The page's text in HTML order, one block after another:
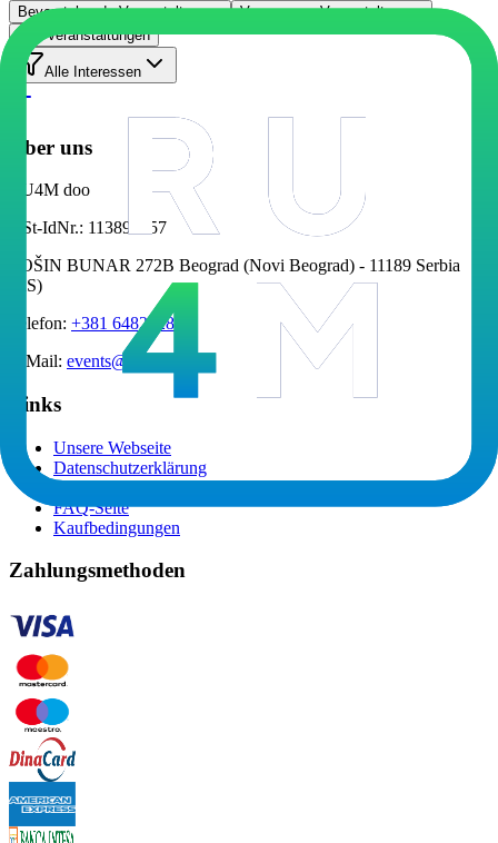
Bevorstehende Veranstaltungen
Vergangene Veranstaltungen
Alle Veranstaltungen
Alle Interessen
Über uns
RU4M doo
USt-IdNr.: 113892257
TOŠIN BUNAR 272B Beograd (Novi Beograd) - 11189 Serbia
(RS)
Telefon: +381 648232885
E-Mail: events@ru4m.com
Links
Unsere Webseite
Datenschutzerklärung
FAQ-Seite
Kaufbedingungen
Zahlungsmethoden